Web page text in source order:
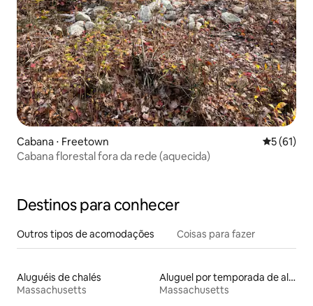
Cabana ⋅ Freetown 5 de uma
5 (61)
Cabana florestal fora da rede (aquecida)
Destinos para conhecer
Outros tipos de acomodações Coisas para fazer
Aluguéis de chalés
Massachusetts
Aluguel por temporada de alojamentos ecológicos
Massachusetts